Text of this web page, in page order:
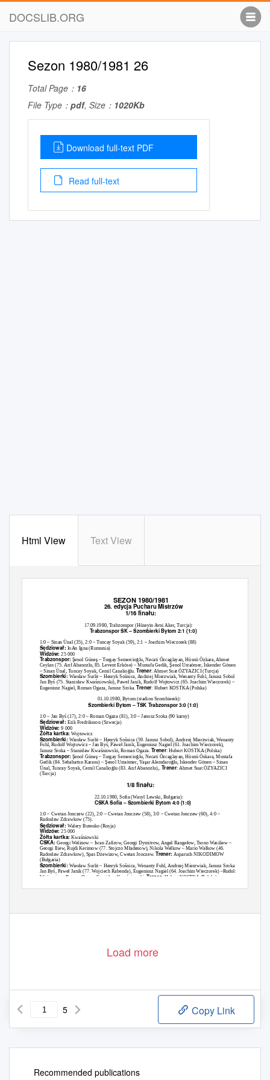
DOCSLIB.ORG
Sezon 1980/1981 26
Total Page： 16
File Type： pdf, Size： 1020Kb
Download full-text PDF
Read full-text
Html View Text View
SEZON 1980/1981
26. edycja Pucharu Mistrzów
1/16 finału:
17.09.1980, Trabzonspor (Hüseyin Avni Aker, Turcja):
Trabzonspor SK–Szombierki Bytom 2:1 (1:0)
1:0– SinanÜnal(35), 2:0 – Tuncay Soyak (59), 2:1 – Joachim Wieczorek (88)
Sędziował: IoAn Igna (Rumunia)
Widzów:25 000
Trabzonspor: Şenol Güneş – Turgay Semercioğlu, Necati Özcaglayan,Hüsnü Özkara, Ahmet
Ceylan (75. Arıf Abanozlu, 85. LeventErköse)–Mustafa Gedik,Şenol Ustaömer ,İskender Gönen
– Sinan Ünal , Tuncay Soyak, Cemil Canalioğlu. Trener: Ahmet Suat ÖZYAZICI (Turcja)
Szombierki: Wiesław Surlit – HenrykSośnica, Andrzej Mierzwiak, Wenanty Fuhl, Janusz Sobol
Jan Byś (75. Stanisław Kwaśniowski), PawełJanik, Rudolf Wojtowicz (65. Joachim Wieczorek) –
Eugeniusz Nagiel, Roman Ogaza, Janusz Sroka. Trener: Hubert KOSTKA (Polska)
01.10.1980, Bytom (stadion Szombierek):
Szombierki Bytom –TSK Trabzonspor 3:0 (1:0)
1:0– Jan Byś (17), 2:0 – Roman Ogaza (81), 3:0– Janusz Sroka (90 karny)
Sędziował: Erik Fredriksson (Szwecja)
Widzów:9 000
Żółta kartka:Wojtowicz
Szombierki: Wiesław Surlit – Henryk Sośnica (59. Janusz Sobol), Andrzej Mierzwiak, Wenanty
Fuhl, Rudolf Wojtowicz– Jan Byś, Paweł Janik, Eugeniusz Nagiel (61. Joachim Wieczorek),
Janusz Sroka– Stanisław Kwaśniowski,Roman Ogaza. Trener: Hubert KOSTKA (Polska)
Trabzonspor: Şenol Güneş – Turgay Semercioğlu, Necati Özcaglayan ,Hüsnü Öskara , Mustafa
Gedik (84. Sebahattın Karasu) – Şenol Ustaömer, Yaşar Alemdaroğlu,İskender Gönen –Sinan
Ünal, Tuncay Soyak, Cemil Canalioğlu (83. Arıf Abanozlu),. Trener: Ahmet Suat ÖZYAZICI
(Turcja)
1/8 finału:
22.10.1980, Sofia (Wasyl Lewski, Bułgaria):
CSKA Sofia–Szombierki Bytom 4:0 (1:0)
1:0– Cwetan Jonczew (22), 2:0 – Cwetan Jonczew (58), 3:0 – Cwetan Jonczew (60), 4:0 –
Radosław Zdrawkow (75).
Sędziował: Walery Butenko (Rosja)
Widzów:25 000
Żółta kartka:Kwaśniowski
CSKA:Georgi Welinow– Iwan Zafirow, Georgi Dymitrow, Angel Rangełow, Tsono Wasiliew–
Georgi Iliew, Rujdi Kerimow (77. StojczoMładenow), Nikola Wełkow –Mario Wałkow (46.
RadosławZdrawkow), SpasDżewizow,Cwetan Jonczew. Trener: Asparuch NIKODIMOW
(Bułgaria)
Szombierki: Wiesław Surlit – HenrykSośnica,Wenanty Fuhl, Andrzej Mierzwiak, Janusz Sroka
Jan Byś, Paweł Janik (77. Wojciech Rabenda), Eugeniusz Nagiel (64. Joachim Wieczorek) –Rudolf
Wojtowicz
–Roman Ogaza,Stanisław Kwaśniowski .Trener: Hubert KOSTKA (Polska)
05.11.1980, Bytom (stadion Ruchu):
Load more
5 Copy Link
Recommended publications